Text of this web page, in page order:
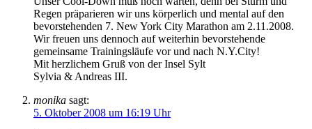
Regen präparieren wir uns körperlich und mental auf den
bevorstehenden 7. New York City Marathon am 2.11.2008.
Wir freuen uns dennoch auf weiterhin bevorstehende
gemeinsame Trainingsläufe vor und nach N.Y.City!
Mit herzlichem Gruß von der Insel Sylt
Sylvia & Andreas III.
monika sagt:
5. Oktober 2008 um 16:19 Uhr